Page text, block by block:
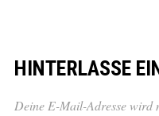
HINTERLASSE
Deine E-Mail-Adresse wird